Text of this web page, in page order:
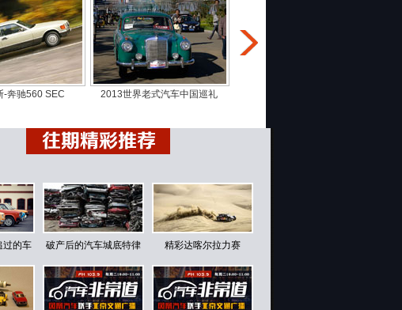
个车占
说在马
到后
就要
你，
里面
一个微
都是有
过这
和大
-奔驰560 SEC 2013世界老式汽车中国巡礼
往期精彩推荐
过的车 破产后的汽车城底特律 精彩达喀尔拉力赛